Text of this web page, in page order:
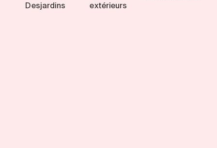
Desjardins
extérieurs